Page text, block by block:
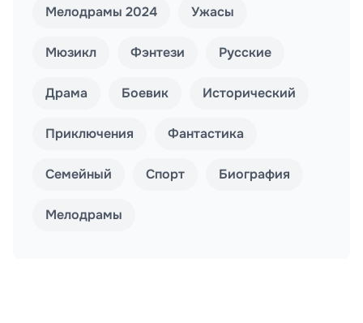
Мелодрамы 2024 Ужасы
Мюзикл Фэнтези Русские
Драма Боевик Исторический
Приключения Фантастика
Семейный Спорт Биография
Мелодрамы